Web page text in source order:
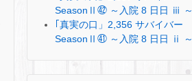
SeasonⅡ㊷ ～入院 8 日日 ⅲ ～
｢真実の口」2,356 サバイバー
SeasonⅡ㊶ ～入院 8 日日 ⅱ ～